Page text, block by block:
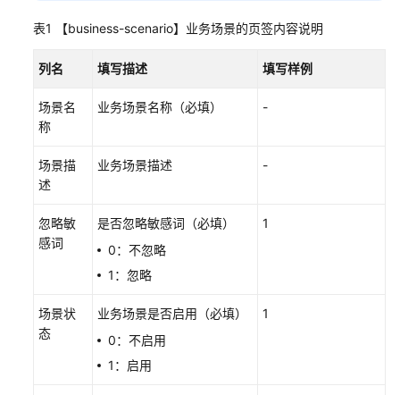
呼
控
理
配
检
表1 【business-scenario】业务场景的页签内容说明
列名 填写描述 填写样例
场景名
称
业务场景名称（必填） -
场景描
述
业务场景描述 -
忽略敏
感词
是否忽略敏感词（必填）
0：不忽略
1：忽略
1
场景状
态
业务场景是否启用（必填）
0：不启用
1：启用
1